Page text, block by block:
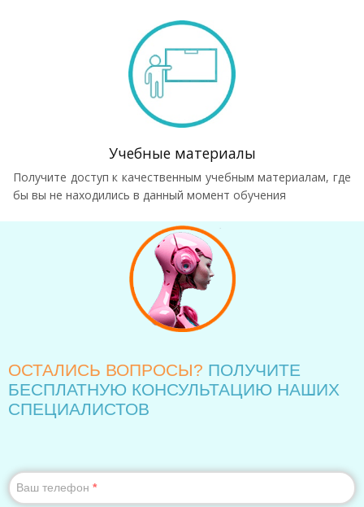
Учебные материалы
Получите доступ к качественным учебным материалам, где
бы вы не находились в данный момент обучения